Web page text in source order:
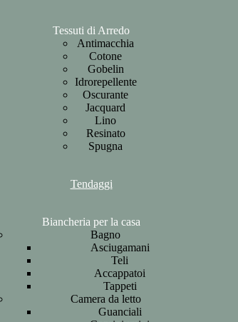
Tessuti di Arredo
Antimacchia
Cotone
Gobelin
Idrorepellente
Oscurante
Jacquard
Lino
Resinato
Spugna
Tendaggi
Biancheria per la casa
Bagno
Asciugamani
Teli
Accappatoi
Tappeti
Camera da letto
Guanciali